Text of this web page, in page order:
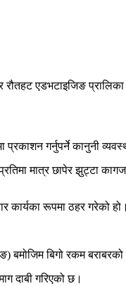
एडभटाइजिङ
गर्नुपर्ने कानुनी
मात्र छापेर झुट्टा
कार्यका रूपमा ठहर गरेको हो।
बिगो रकम बराबरको
दाबी गरिएको छ।